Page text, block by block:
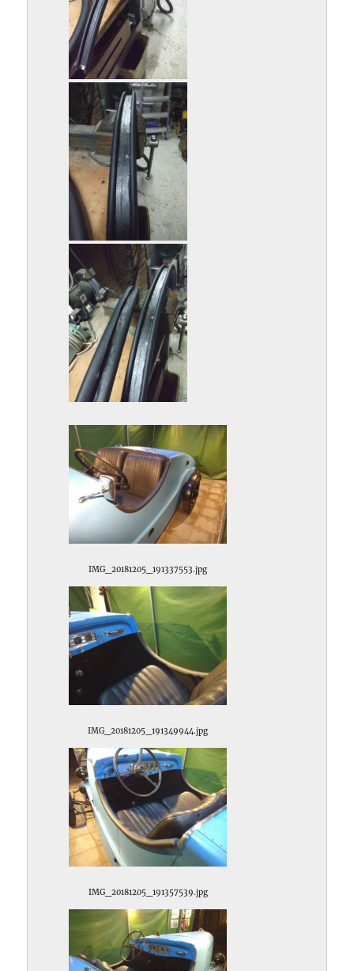
IMG_20181205_172918317.jpg
IMG_20181205_172924840.jpg
IMG_20181205_191337553.jpg
IMG_20181205_191349944.jpg
IMG_20181205_191357539.jpg